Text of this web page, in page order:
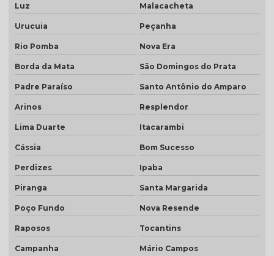
Luz Malacacheta
Urucuia Peçanha
Rio Pomba Nova Era
Borda da Mata São Domingos do Prata
Padre Paraíso Santo Antônio do Amparo
Arinos Resplendor
Lima Duarte Itacarambi
Cássia Bom Sucesso
Perdizes Ipaba
Piranga Santa Margarida
Poço Fundo Nova Resende
Raposos Tocantins
Campanha Mário Campos